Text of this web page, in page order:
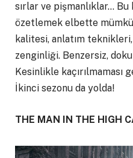
sırlar ve pişmanlıklar…
özetlemek elbette
kalitesi, anlatım
zenginliği. Benzersiz,
Kesinlikle kaçırılmaması
İkinci sezonu da yolda!
THE MAN IN THE HIGH